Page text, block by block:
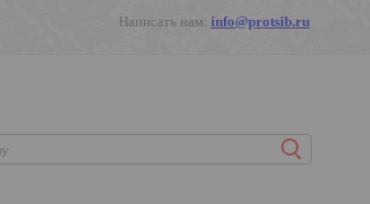
Написать нам: info@protsib.ru